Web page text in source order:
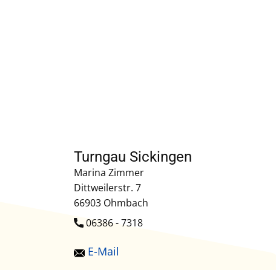
Turngau Sickingen
Marina Zimmer
Dittweilerstr. 7
66903 Ohmbach
​06386 - 7318
E-Mail